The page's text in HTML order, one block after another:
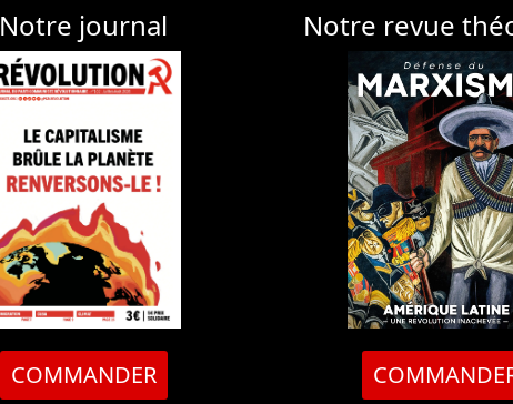
Notre journal
COMMANDER
Notre revue